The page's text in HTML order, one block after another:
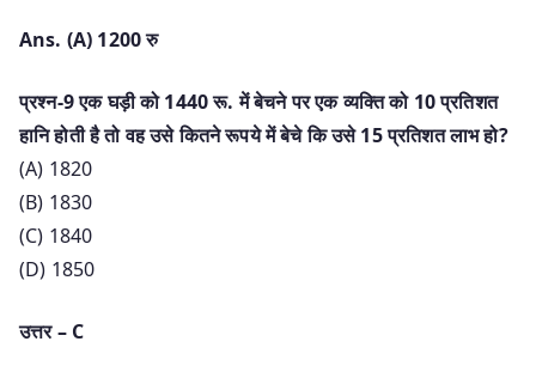
Ans. (A) 1200 रु
प्रश्न-9 एक घड़ी को 1440 रू. में बेचने पर एक व्यक्ति को 10 प्रतिशत
हानि होती है तो वह उसे कितने रूपये में बेचे कि उसे 15 प्रतिशत लाभ हो?
(A) 1820
(B) 1830
(C) 1840
(D) 1850
उत्तर – C